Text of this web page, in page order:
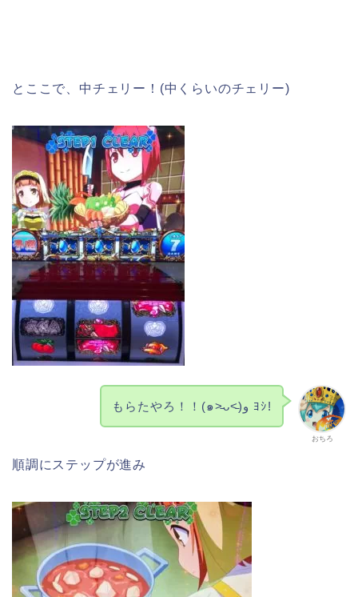
とここで、中チェリー！(中くらいのチェリー)
おちろ
もらたやろ！！(๑˃̵ᴗ˂̵)و ﾖｼ!
順調にステップが進み